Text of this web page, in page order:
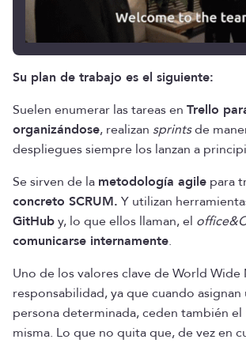
Su plan de trabajo es el siguiente:
Suelen enumerar las tareas en Trello
organizándose, realizan sprintsde
despliegues siempre los lanzan a
Se sirven de la metodología agile para
concreto SCRUM. Y utilizan
GitHuby, lo que ellos llaman, el
comunicarse internamente.
Uno de los valores clave de World
responsabilidad, ya que cuando asignan
persona determinada, ceden también el
misma. Lo que no quita que, de vez en